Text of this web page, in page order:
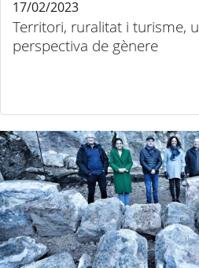
Territori, ruralitat i turisme,
perspectiva de gènere
17/02/2023